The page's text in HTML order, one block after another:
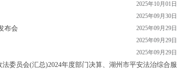
2025年10月01日
2025年09月30日
2025年09月29日
布会
2025年09月29日
2025年09月29日
委员会(汇总)2024年度部门决算、湖州市平安法治综合服